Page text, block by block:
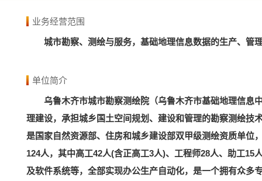
业务经营范围
城市勘察、测绘与服务，基础地理信息数据的生产、管
单位简介
乌鲁木齐市城市勘察测绘院（乌鲁木齐市基础地理信息
理建设，承担城乡国土空间规划、建设和管理的勘察测绘技
是国家自然资源部、住房和城乡建设部双甲级测绘资质单位
124人，其中高工42人(含正高工3人)、工程师28人、助工
及软件系统等，全部实现办公生产自动化，是一个拥有众多